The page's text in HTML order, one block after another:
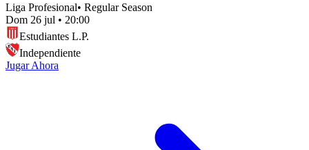
Liga Profesional• Regular Season
Dom 26 jul • 20:00
Estudiantes L.P.
Independiente
Jugar Ahora